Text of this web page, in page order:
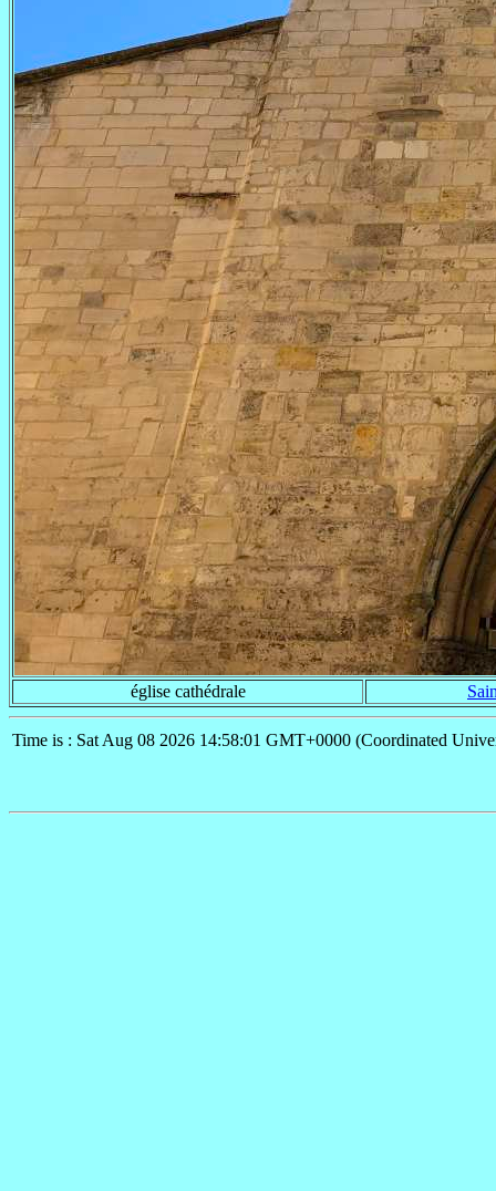
église cathédrale
Time is : Sat Aug 08 2026 14:58:01 GMT+0000 (Coordinated